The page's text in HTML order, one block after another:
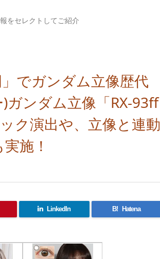
をセレクトしてご紹介
でガンダム立像歴代
ガンダム立像「RX-93ff
ク演出や、立像と連動
施！
LinkedIn B! Hatena